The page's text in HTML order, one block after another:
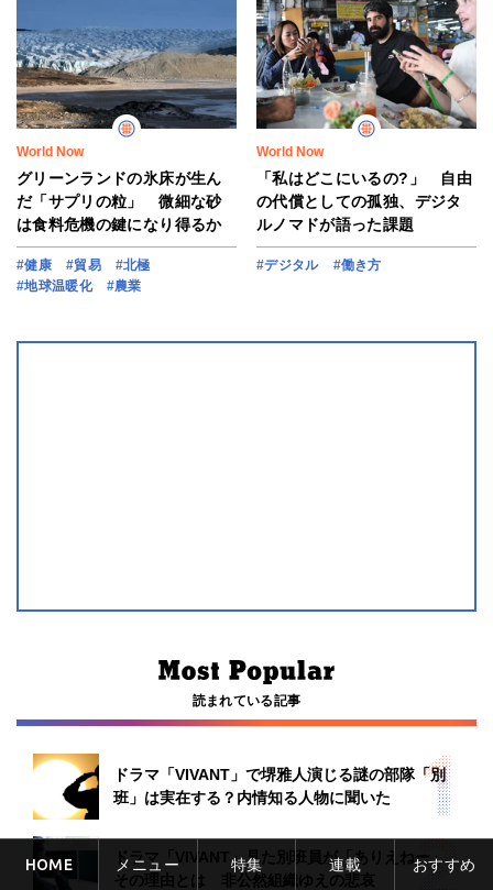
World Now
グリーンランドの氷床が生ん
だ「サプリの粒」 微細な砂
は食料危機の鍵になり得るか
#健康 #貿易
#北極
#地球温暖化
#農業
World Now
「私はどこにいるの?」 自由
の代償としての孤独、デジタ
ルノマドが語った課題
#デジタル #働き方
読まれている記事
ドラマ「VIVANT」で堺雅人演じる謎の部隊「別
班」は実在する？内情知る人物に聞いた
ドラマ「VIVANT」見た別班員が「ありえねー」
その理由とは 非公然組織ゆえの悲哀
HOME メニュー 特集 連載 おすすめ